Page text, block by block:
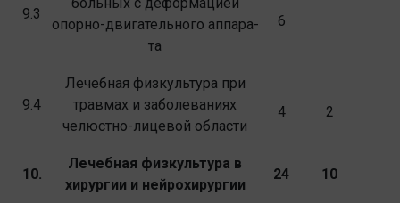
9.3
опорно-двигательного аппара­
та
6
9.4
Лечебная физкультура при
травмах и за­болеваниях
челюстно-лицевой области
4 2
10.
Лечебная физкультура в
хирургии и нейрохирургии
24 10